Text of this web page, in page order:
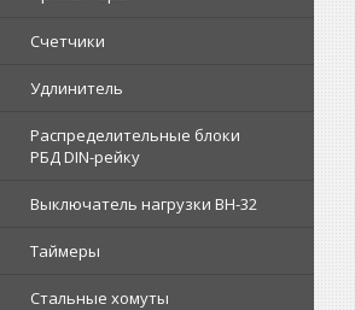
Счетчики
Удлинитель
Распределительные блоки
РБД DIN-рейку
Выключатель нагрузки ВН-32
Таймеры
Стальные хомуты